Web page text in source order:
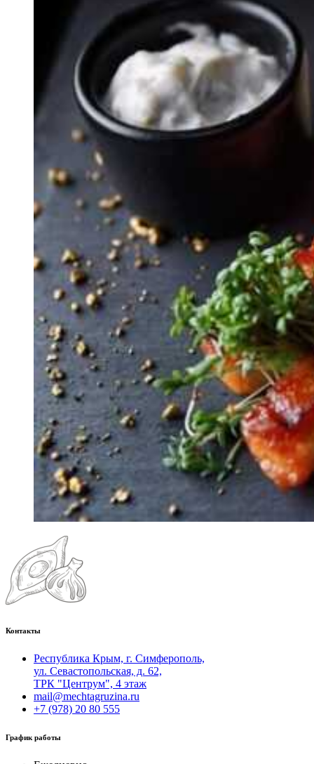
Контакты
Республика Крым, г. Симферополь,
ул. Севастопольская, д. 62,
ТРК "Центрум", 4 этаж
mail@mechtagruzina.ru
+7 (978) 20 80 555
График работы